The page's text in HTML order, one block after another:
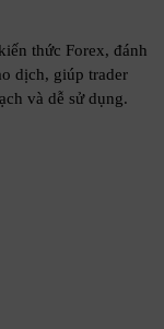
thức Forex, đánh
dịch, giúp trader
và dễ sử dụng.